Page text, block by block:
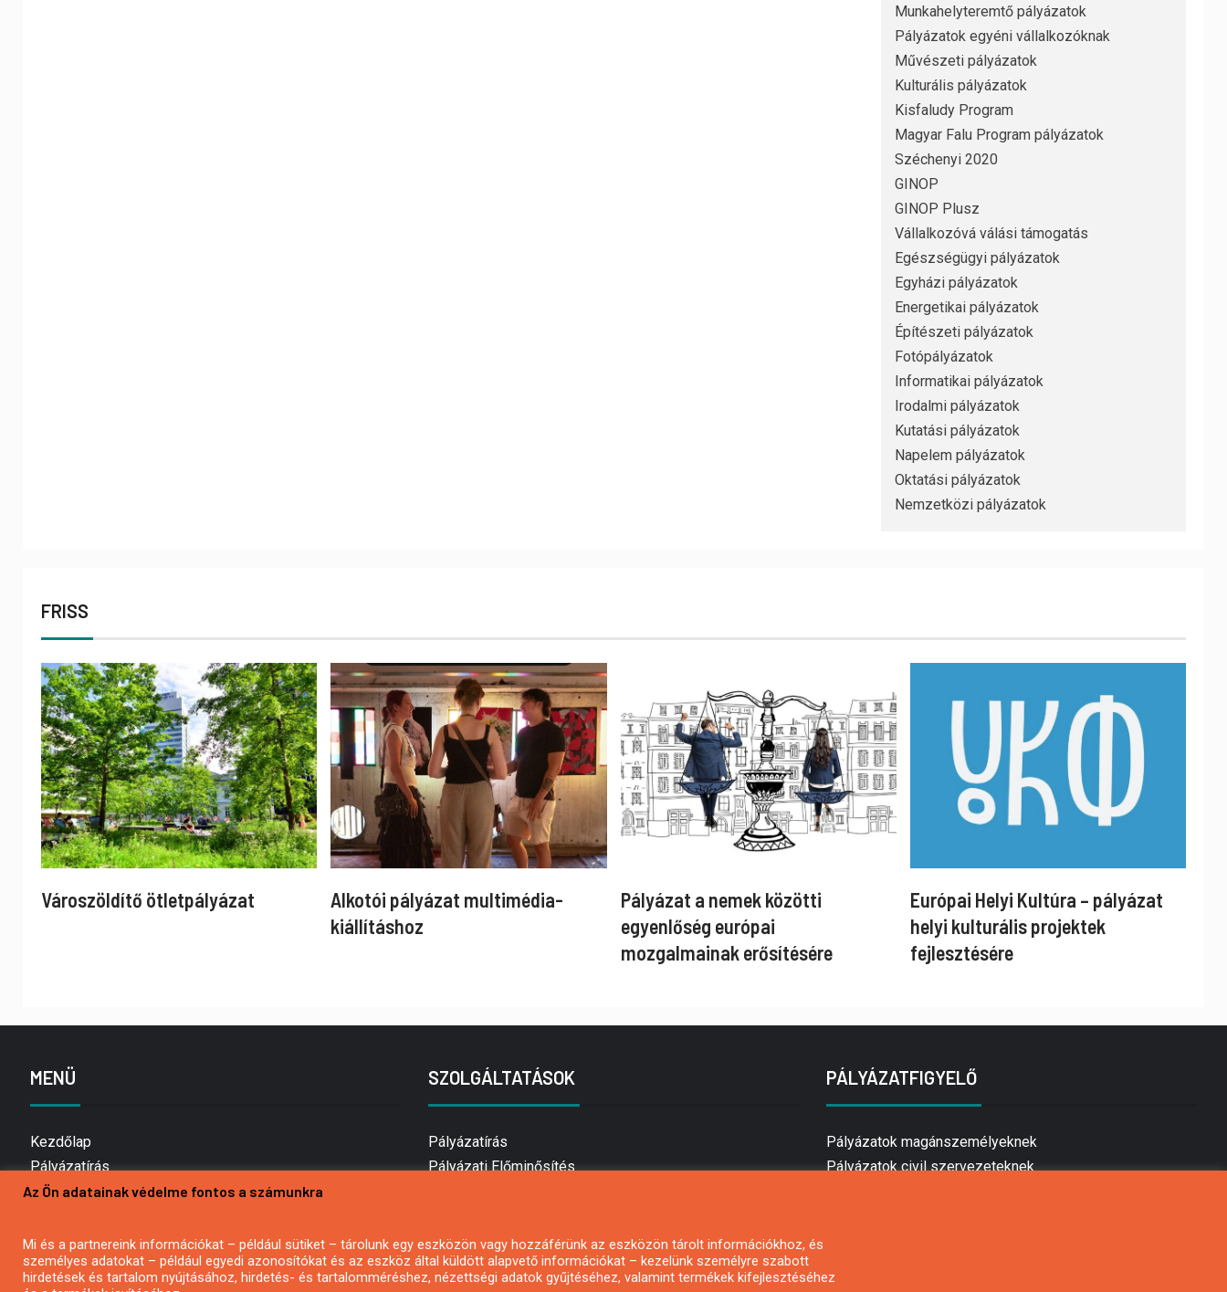
Munkahelyteremtő pályázatok
Pályázatok egyéni vállalkozóknak
Művészeti pályázatok
Kulturális pályázatok
Kisfaludy Program
Magyar Falu Program pályázatok
Széchenyi 2020
GINOP
GINOP Plusz
Vállalkozóvá válási támogatás
Egészségügyi pályázatok
Egyházi pályázatok
Energetikai pályázatok
Építészeti pályázatok
Fotópályázatok
Informatikai pályázatok
Irodalmi pályázatok
Kutatási pályázatok
Napelem pályázatok
Oktatási pályázatok
Nemzetközi pályázatok
FRISS
Városzöldítő ötletpályázat
Alkotói pályázat multimédia-
kiállításhoz
Pályázat a nemek közötti
egyenlőség európai
mozgalmainak erősítésére
Európai Helyi Kultúra – pályázat
helyi kulturális projektek
fejlesztésére
MENÜ
Kezdőlap
Pályázatírás
Bemutatkozás
Hírlevél feliratkozás
Impresszum
SZOLGÁLTATÁSOK
Pályázatírás
Pályázati Előminősítés
Mezőgazdasági pályázatírás
Pályázatírás magánszemélyeknek
PÁLYÁZATFIGYELŐ
Pályázatok magánszemélyeknek
Pályázatok civil szervezeteknek
Az Ön adatainak védelme fontos a számunkra
Mi és a partnereink információkat – például sütiket – tárolunk egy eszközön vagy hozzáférünk az eszközön tárolt információkhoz, és
személyes adatokat – például egyedi azonosítókat és az eszköz által küldött alapvető információkat – kezelünk személyre szabott
hirdetések és tartalom nyújtásához, hirdetés- és tartalomméréshez, nézettségi adatok gyűjtéséhez, valamint termékek kifejlesztéséhez